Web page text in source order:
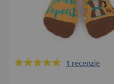
Rating:
1 recenzie